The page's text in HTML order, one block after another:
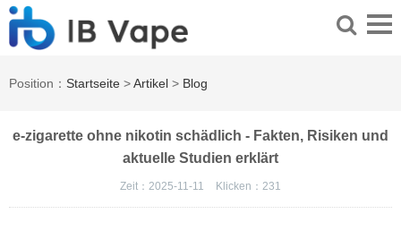
Position： Startseite >Artikel > Blog
e-zigarette ohne nikotin schädlich - Fakten, Risiken und
aktuelle Studien erklärt
Zeit：2025-11-11 Klicken： 231